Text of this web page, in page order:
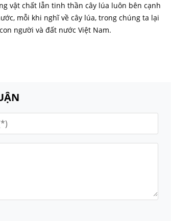
vật chất lẫn tinh thần cây lúa luôn bên cạnh
mỗi khi nghĩ về cây lúa, trong chúng ta lại
người và đất nước Việt Nam.